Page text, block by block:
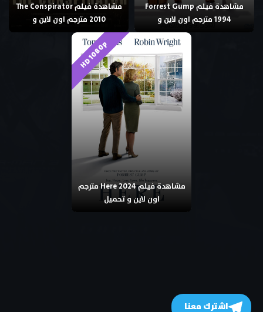
مشاهدة فيلم Forrest Gump
1994 مترجم اون لاين و
مشاهدة فيلم The Conspirator
2010 مترجم اون لاين و
HD 1080p
مشاهدة فيلم Here 2024 مترجم
اون لاين و تحميل
اشترك معنا